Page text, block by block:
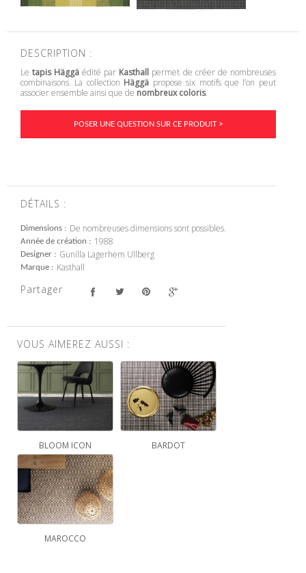
DESCRIPTION :
Letapis Häggä édité par Kasthall permet de créer de nombreuses
combinaisons. La collection Häggä propose six motifs que l’on peut
associer ensemble ainsi que de nombreux coloris.
POSER UNE QUESTION SUR CE PRODUIT >
DÉTAILS :
Dimensions De nombreuses dimensions sont possibles.
Année de création 1988
Designer Gunilla Lagerhem Ullberg
Marque Kasthall
Partager
VOUS AIMEREZ AUSSI :
BLOOM ICON BARDOT
MAROCCO